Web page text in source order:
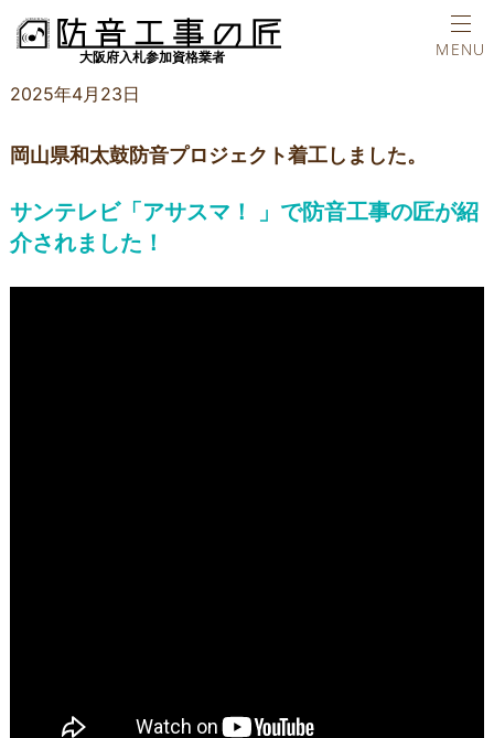
MENU
2025年4月23日
岡山県和太鼓防音プロジェクト着工しました。
サンテレビ「アサスマ！ 」で防音工事の匠が紹
介されました！